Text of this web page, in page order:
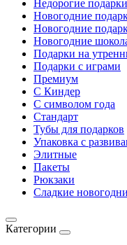
Недорогие подарки
Новогодние
Новогодние
Новогодние
Подарки на
Подарки с играми
Премиум
С Киндер
С символом года
Стандарт
Тубы для подарков
Упаковка с
Элитные
Пакеты
Рюкзаки
Сладкие
Категории